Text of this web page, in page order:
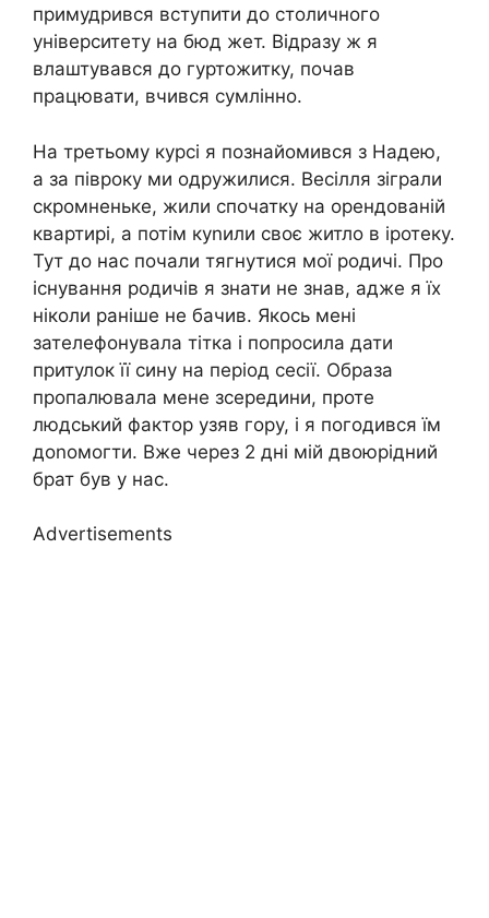
примудрився вступити до столичного
університету на бюд жет. Відразу ж я
влаштувався до гуртожитку, почав
працювати, вчився сумлінно.
На третьому курсі я познайомився з Надею,
а за півроку ми одружилися. Весілля зіграли
скромненьке, жили спочатку на орендованій
квартирі, а потім куnили своє житло в ipотеку.
Тут до нас почали тягнутися мої родичі. Про
існування родичів я знати не знав, адже я їх
ніколи раніше не бачив. Якось мені
зателефонувала тітка і попросила дати
притулок її сину на період сесії. Образа
пропалювала мене зсередини, проте
людський фактор узяв гору, і я погодився їм
доnомогти. Вже через 2 дні мій двоюрідний
брат був у нас.
Advertisements